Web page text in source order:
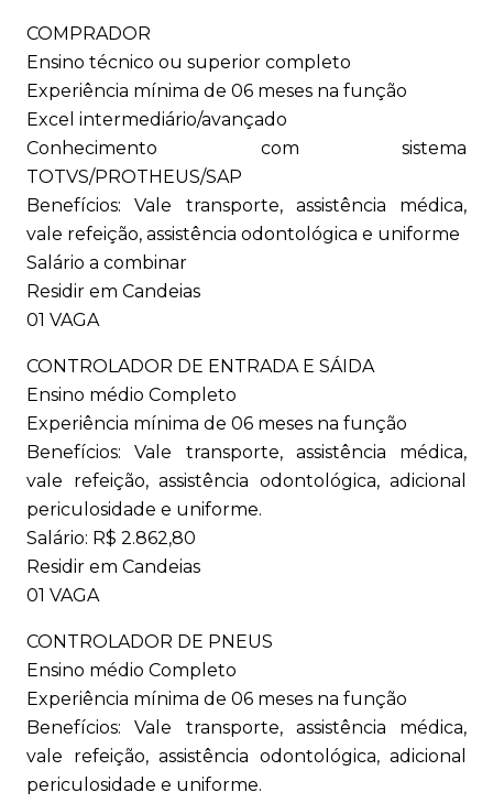
COMPRADOR
Ensino técnico ou superior completo
Experiência mínima de 06 meses na função
Excel intermediário/avançado
Conhecimento com sistema
TOTVS/PROTHEUS/SAP
Benefícios: Vale transporte, assistência médica,
vale refeição, assistência odontológica e uniforme
Salário a combinar
Residir em Candeias
01 VAGA
CONTROLADOR DE ENTRADA E SÁIDA
Ensino médio Completo
Experiência mínima de 06 meses na função
Benefícios: Vale transporte, assistência médica,
vale refeição, assistência odontológica, adicional
periculosidade e uniforme.
Salário: R$ 2.862,80
Residir em Candeias
01 VAGA
CONTROLADOR DE PNEUS
Ensino médio Completo
Experiência mínima de 06 meses na função
Benefícios: Vale transporte, assistência médica,
vale refeição, assistência odontológica, adicional
periculosidade e uniforme.